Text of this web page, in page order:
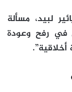
لبيد، مسألة
في رفح وعودة
أخلاقية”.